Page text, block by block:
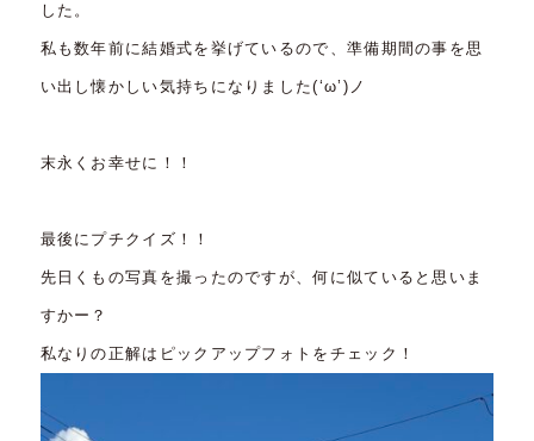
した。
私も数年前に結婚式を挙げているので、準備期間の事を思
い出し懐かしい気持ちになりました(‘ω’)ノ
末永くお幸せに！！
最後にプチクイズ！！
先日くもの写真を撮ったのですが、何に似ていると思いま
すかー？
私なりの正解はピックアップフォトをチェック！